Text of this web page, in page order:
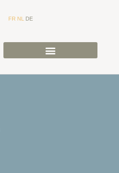
FR NL DE